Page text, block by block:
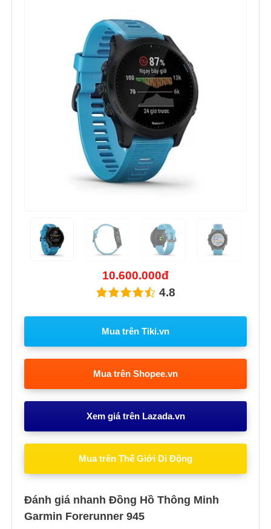
10.600.000đ
4.8
Mua trên Tiki.vn
Mua trên Shopee.vn
Xem giá trên Lazada.vn
Mua trên Thế Giới Di Động
Đánh giá nhanh Đồng Hồ Thông Minh
Garmin Forerunner 945